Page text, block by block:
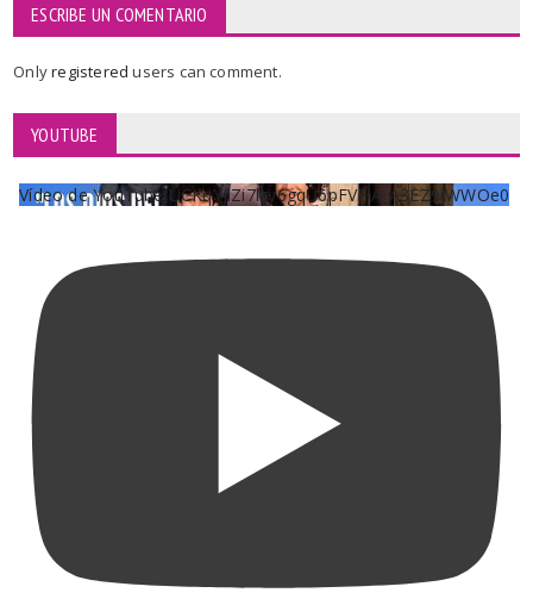
ESCRIBE UN COMENTARIO
Onlyregisteredusers can comment.
YOUTUBE
Vídeo de YouTube UCKqYjiZi7lzy6gqU6pFVFiA_A3EZ9JWWOe0